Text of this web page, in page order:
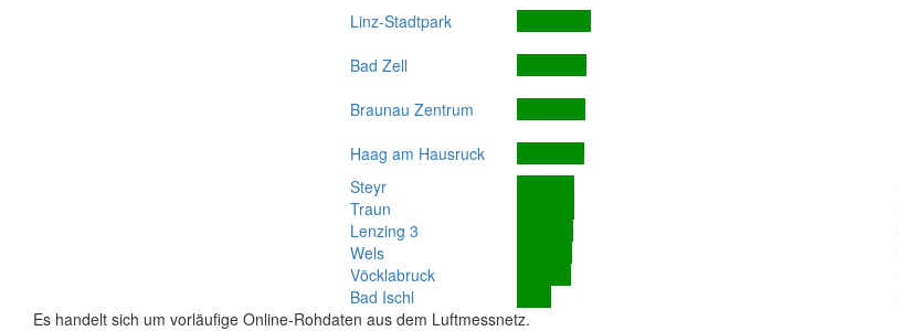
Linz-Stadtpark
Bad Zell
Braunau Zentrum
Haag am Hausruck
Steyr
Traun
Lenzing 3
Wels
Vöcklabruck
Bad Ischl
Es handelt sich um vorläufige Online-Rohdaten aus dem Luftmessnetz.